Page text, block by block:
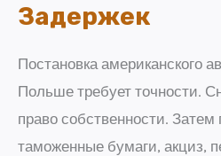
Задержек
Постановка американского
Польше требует точности.
право собственности. Затем
таможенные бумаги, акциз,